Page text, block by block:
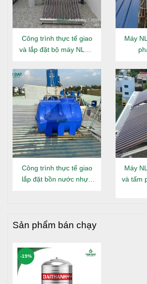
Sản phẩm bảo hành 12 năm chính
>>> Tham khảo thêm:Máy nước nóng
Công trình thực tế giao
và lắp đặt bộ máy NLMT
Đông Hưng Thuận
Máy
Công trình thực tế giao
lắp đặt bồn nước nhựa
Máy
và tấm
Sản phẩm bán chạy
-19%